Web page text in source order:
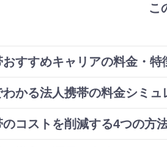
こ
すすめキャリアの料金・特
わかる法人携帯の料金シミュ
コストを削減する4つの方